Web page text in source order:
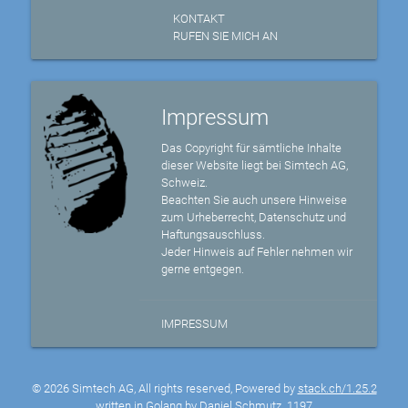
KONTAKT
RUFEN SIE MICH AN
Impressum
Das Copyright für sämtliche Inhalte
dieser Website liegt bei Simtech AG,
Schweiz.
Beachten Sie auch unsere Hinweise
zum Urheberrecht, Datenschutz und
Haftungsauschluss.
Jeder Hinweis auf Fehler nehmen wir
gerne entgegen.
IMPRESSUM
© 2026 Simtech AG, All rights reserved, Powered by stack.ch/1.25.2